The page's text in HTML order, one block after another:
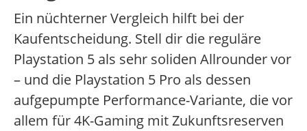
Ein nüchterner Vergleich hilft bei der
Kaufentscheidung. Stell dir die reguläre
Playstation 5 als sehr soliden Allrounder vor
– und die Playstation 5 Pro als dessen
aufgepumpte Performance-Variante, die vor
allem für 4K-Gaming mit Zukunftsreserven